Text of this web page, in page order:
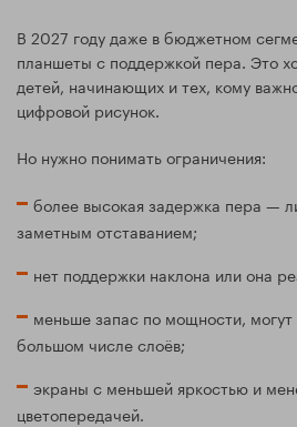
В 2027 году даже в бюджетном
планшеты с поддержкой пера. Это
детей, начинающих и тех, кому
цифровой рисунок.
Но нужно понимать ограничения:
более высокая задержка пера —
заметным отставанием;
нет поддержки наклона или она
меньше запас по мощности,
большом числе слоёв;
экраны с меньшей яркостью и
цветопередачей.